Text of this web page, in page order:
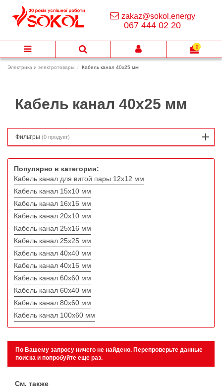
Электрика и электротовары Кабель канал 40х25 мм
Кабель канал 40х25 мм
Популярно в категории:
Кабель канал для витой пары 12х12 мм
Кабель канал 15х10 мм
Кабель канал 16х16 мм
Кабель канал 20х10 мм
Кабель канал 25х16 мм
Кабель канал 25х25 мм
Кабель канал 40х40 мм
Кабель канал 40х16 мм
Кабель канал 60х60 мм
Кабель канал 60х40 мм
Кабель канал 80х60 мм
Кабель канал 100х60 мм
По Вашему запросу ничего не найдено. Перепроверьте данные
поиска и попробуйте еще раз.
См. также
Фильтры (0 продукт)
zakaz@sokol.energy
067 444 02 20
0